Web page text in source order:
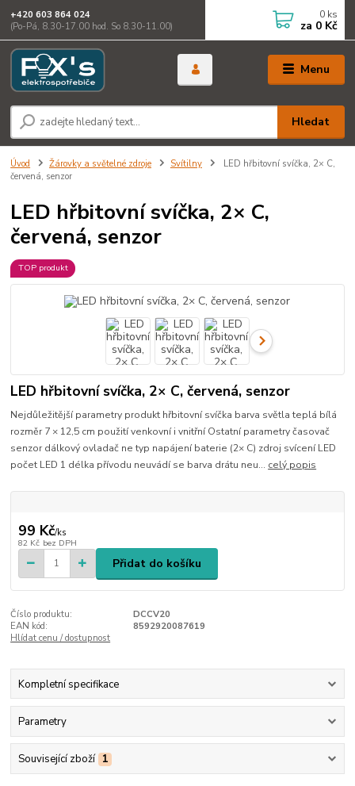
Menu
Hledat
+420 603 864 024
(Po-Pá, 8.30-17.00 hod. So 8.30-11.00)
0 ks
za 0 Kč
Úvod Žárovky a světelné zdroje Svítilny
LED hřbitovní svíčka, 2× C,
červená, senzor
LED hřbitovní svíčka, 2× C,
červená, senzor
TOP produkt
LED hřbitovní svíčka, 2× C, červená, senzor
Nejdůležitější parametry produkt hřbitovní svíčka barva světla teplá bílá
rozměr 7 × 12,5 cm použití venkovní i vnitřní Ostatní parametry časovač
senzor dálkový ovladač ne typ napájení baterie (2× C) zdroj svícení LED
počet LED 1 délka přívodu neuvádí se barva drátu neu... celý popis
99 Kč/ks
82 Kč bez DPH
Přidat do košíku
Číslo produktu:
DCCV20
EAN kód:
8592920087619
Hlídat cenu / dostupnost
Kompletní specifikace
Parametry
Související zboží 1